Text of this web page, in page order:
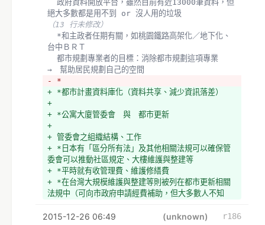
絕大多數都是用不到 or 沒人用的垃圾
（13 行未修改）
台中ＢＲＴ
→　幫助居民規劃自己的空間
- *
+ *都市計畫資料庫化（資料共享、減少資訊落差）
+
+ *公寓大廈管委會　與　都市更新
+
+ 管委會之組織結構、工作
+ *日本有「區分所有法」及其他相關法規可以確保管
委會可以推動社區規定、大樓維護與整建等
+ *平時就有收管理費、維護修繕費
+ *在台灣大規模維護與整建等則被列在都市更新相關
法規中（可向市政府申請經費補助，但大多數人不知
+ *重建之流程規劃，管委會參與度低，使流程不佳
2015-12-26 06:49 (unknown)
r186